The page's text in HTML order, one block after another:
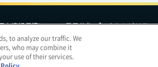
人情報保護について電子公告 アクセシビリティ
to analyze our traffic. We
who may combine it
use of their services.